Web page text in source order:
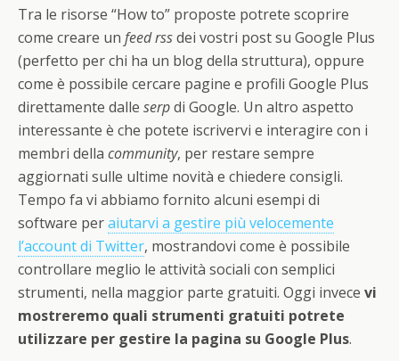
Tra le risorse “How to” proposte potrete scoprire
come creare un feed rssdei vostri post su Google Plus
(perfetto per chi ha un blog della struttura), oppure
come è possibile cercare pagine e profili Google Plus
direttamente dalle serpdi Google. Un altro aspetto
interessante è che potete iscrivervi e interagire con i
membri della community, per restare sempre
aggiornati sulle ultime novità e chiedere consigli.
Tempo fa vi abbiamo fornito alcuni esempi di
software peraiutarvi a gestire più velocemente
l’account di Twitter, mostrandovi come è possibile
controllare meglio le attività sociali con semplici
strumenti, nella maggior parte gratuiti. Oggi invece vi
mostreremo quali strumenti gratuiti potrete
utilizzare per gestire la pagina su Google Plus.